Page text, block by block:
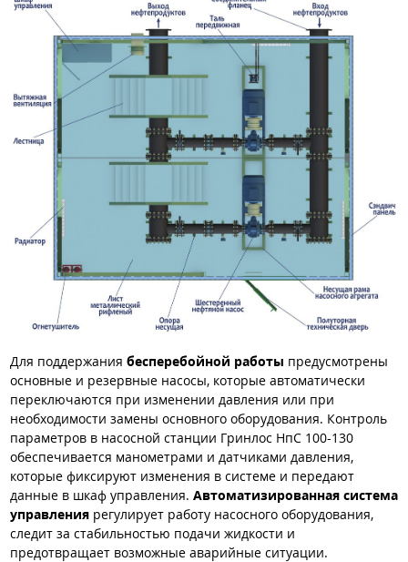
Для поддержания бесперебойной работы предусмотрены
основные и резервные насосы, которые автоматически
переключаются при изменении давления или при
необходимости замены основного оборудования. Контроль
параметров в насосной станции Гринлос НпС 100-130
обеспечивается манометрами и датчиками давления,
которые фиксируют изменения в системе и передают
данные в шкаф управления. Автоматизированная система
управления регулирует работу насосного оборудования,
следит за стабильностью подачи жидкости и
предотвращает возможные аварийные ситуации.